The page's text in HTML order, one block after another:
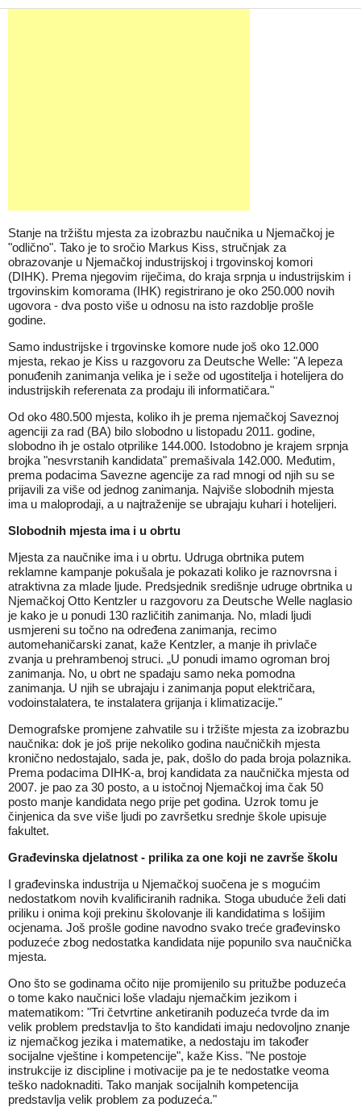
Stanje na tržištu mjesta za izobrazbu naučnika u Njemačkoj je
"odlično". Tako je to sročio Markus Kiss, stručnjak za
obrazovanje u Njemačkoj industrijskoj i trgovinskoj komori
(DIHK). Prema njegovim riječima, do kraja srpnja u industrijskim i
trgovinskim komorama (IHK) registrirano je oko 250.000 novih
ugovora - dva posto više u odnosu na isto razdoblje prošle
godine.
Samo industrijske i trgovinske komore nude još oko 12.000
mjesta, rekao je Kiss u razgovoru za Deutsche Welle: "A lepeza
ponuđenih zanimanja velika je i seže od ugostitelja i hotelijera do
industrijskih referenata za prodaju ili informatičara."
Od oko 480.500 mjesta, koliko ih je prema njemačkoj Saveznoj
agenciji za rad (BA) bilo slobodno u listopadu 2011. godine,
slobodno ih je ostalo otprilike 144.000. Istodobno je krajem srpnja
brojka "nesvrstanih kandidata" premašivala 142.000. Međutim,
prema podacima Savezne agencije za rad mnogi od njih su se
prijavili za više od jednog zanimanja. Najviše slobodnih mjesta
ima u maloprodaji, a u najtraženije se ubrajaju kuhari i hotelijeri.
Slobodnih mjesta ima i u obrtu
Mjesta za naučnike ima i u obrtu. Udruga obrtnika putem
reklamne kampanje pokušala je pokazati koliko je raznovrsna i
atraktivna za mlade ljude. Predsjednik središnje udruge obrtnika u
Njemačkoj Otto Kentzler u razgovoru za Deutsche Welle naglasio
je kako je u ponudi 130 različitih zanimanja. No, mladi ljudi
usmjereni su točno na određena zanimanja, recimo
automehaničarski zanat, kaže Kentzler, a manje ih privlače
zvanja u prehrambenoj struci. „U ponudi imamo ogroman broj
zanimanja. No, u obrt ne spadaju samo neka pomodna
zanimanja. U njih se ubrajaju i zanimanja poput električara,
vodoinstalatera, te instalatera grijanja i klimatizacije."
Demografske promjene zahvatile su i tržište mjesta za izobrazbu
naučnika: dok je još prije nekoliko godina naučničkih mjesta
kronično nedostajalo, sada je, pak, došlo do pada broja polaznika.
Prema podacima DIHK-a, broj kandidata za naučnička mjesta od
2007. je pao za 30 posto, a u istočnoj Njemačkoj ima čak 50
posto manje kandidata nego prije pet godina. Uzrok tomu je
činjenica da sve više ljudi po završetku srednje škole upisuje
fakultet.
Građevinska djelatnost - prilika za one koji ne završe školu
I građevinska industrija u Njemačkoj suočena je s mogućim
nedostatkom novih kvalificiranih radnika. Stoga ubuduće želi dati
priliku i onima koji prekinu školovanje ili kandidatima s lošijim
ocjenama. Još prošle godine navodno svako treće građevinsko
poduzeće zbog nedostatka kandidata nije popunilo sva naučnička
mjesta.
Ono što se godinama očito nije promijenilo su pritužbe poduzeća
o tome kako naučnici loše vladaju njemačkim jezikom i
matematikom: "Tri četvrtine anketiranih poduzeća tvrde da im
velik problem predstavlja to što kandidati imaju nedovoljno znanje
iz njemačkog jezika i matematike, a nedostaju im također
socijalne vještine i kompetencije", kaže Kiss. "Ne postoje
instrukcije iz discipline i motivacije pa je te nedostatke veoma
teško nadoknaditi. Tako manjak socijalnih kompetencija
predstavlja velik problem za poduzeća."